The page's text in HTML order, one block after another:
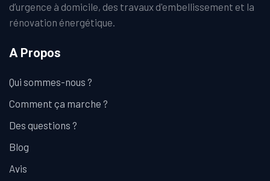
d’urgence à domicile, des travaux d'embellissement et la
rénovation énergétique.
A Propos
Qui sommes-nous ?
Comment ça marche ?
Des questions ?
Blog
Avis